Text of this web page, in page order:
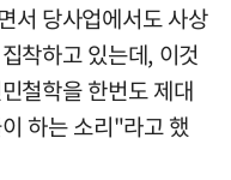
서 당사업에서도 사상
착하고 있는데, 이것
철학을 한번도 제대
하는 소리"라고 했